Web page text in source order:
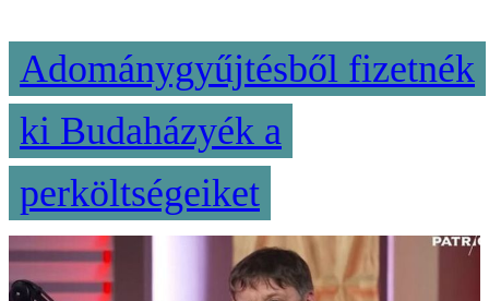
Adománygyűjtésből fizetnék
ki Budaházyék a
perköltségeiket